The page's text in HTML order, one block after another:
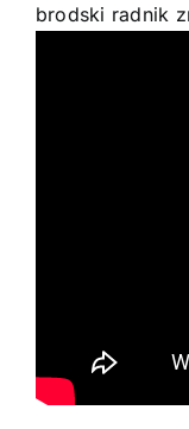
brodski radnik